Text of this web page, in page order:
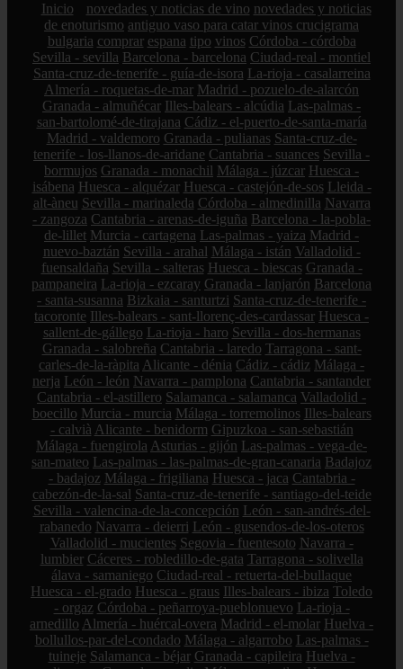
Inicio novedades y noticias de vino novedades y noticias
de enoturismo antiguo vaso para catar vinos crucigrama
bulgaria comprar espana tipo vinos Córdoba - córdoba
Sevilla - sevilla Barcelona - barcelona Ciudad-real - montiel
Santa-cruz-de-tenerife - guía-de-isora La-rioja - casalarreina
Almería - roquetas-de-mar Madrid - pozuelo-de-alarcón
Granada - almuñécar Illes-balears - alcúdia Las-palmas -
san-bartolomé-de-tirajana Cádiz - el-puerto-de-santa-maría
Madrid - valdemoro Granada - pulianas Santa-cruz-de-
tenerife - los-llanos-de-aridane Cantabria - suances Sevilla -
bormujos Granada - monachil Málaga - júzcar Huesca -
isábena Huesca - alquézar Huesca - castejón-de-sos Lleida -
alt-àneu Sevilla - marinaleda Córdoba - almedinilla Navarra
- zangoza Cantabria - arenas-de-iguña Barcelona - la-pobla-
de-lillet Murcia - cartagena Las-palmas - yaiza Madrid -
nuevo-baztán Sevilla - arahal Málaga - istán Valladolid -
fuensaldaña Sevilla - salteras Huesca - biescas Granada -
pampaneira La-rioja - ezcaray Granada - lanjarón Barcelona
- santa-susanna Bizkaia - santurtzi Santa-cruz-de-tenerife -
tacoronte Illes-balears - sant-llorenç-des-cardassar Huesca -
sallent-de-gállego La-rioja - haro Sevilla - dos-hermanas
Granada - salobreña Cantabria - laredo Tarragona - sant-
carles-de-la-ràpita Alicante - dénia Cádiz - cádiz Málaga -
nerja León - león Navarra - pamplona Cantabria - santander
Cantabria - el-astillero Salamanca - salamanca Valladolid -
boecillo Murcia - murcia Málaga - torremolinos Illes-balears
- calvià Alicante - benidorm Gipuzkoa - san-sebastián
Málaga - fuengirola Asturias - gijón Las-palmas - vega-de-
san-mateo Las-palmas - las-palmas-de-gran-canaria Badajoz
- badajoz Málaga - frigiliana Huesca - jaca Cantabria -
cabezón-de-la-sal Santa-cruz-de-tenerife - santiago-del-teide
Sevilla - valencina-de-la-concepción León - san-andrés-del-
rabanedo Navarra - deierri León - gusendos-de-los-oteros
Valladolid - mucientes Segovia - fuentesoto Navarra -
lumbier Cáceres - robledillo-de-gata Tarragona - solivella
álava - samaniego Ciudad-real - retuerta-del-bullaque
Huesca - el-grado Huesca - graus Illes-balears - ibiza Toledo
- orgaz Córdoba - peñarroya-pueblonuevo La-rioja -
arnedillo Almería - huércal-overa Madrid - el-molar Huelva -
bollullos-par-del-condado Málaga - algarrobo Las-palmas -
tuineje Salamanca - béjar Granada - capileira Huelva -